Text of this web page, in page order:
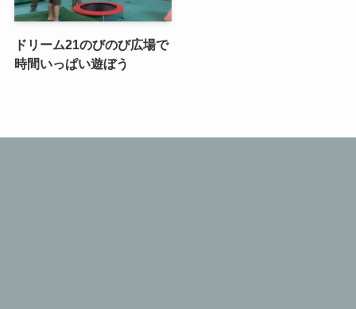
ドリーム21のびのび広場で
時間いっぱい遊ぼう